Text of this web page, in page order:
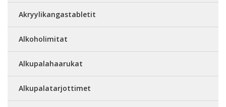
Akryylikangastabletit
Alkoholimitat
Alkupalahaarukat
Alkupalatarjottimet